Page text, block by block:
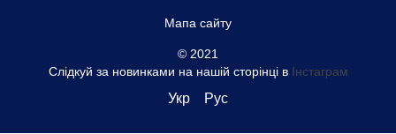
Мапа сайту
© 2021
Слідкуй за новинками на нашій сторінці в Інстаграм
Укр Рус